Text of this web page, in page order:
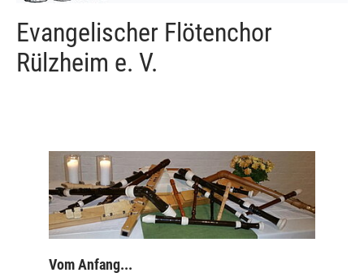
Evangelischer Flötenchor
Rülzheim e. V.
Vom Anfang...